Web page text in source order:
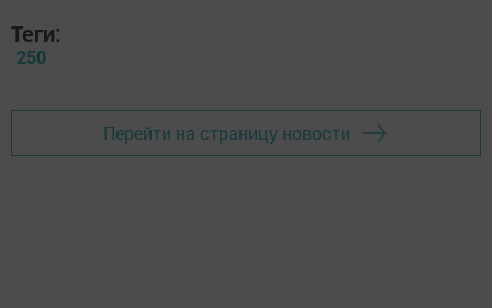
Теги:
250
Перейти на страницу новости